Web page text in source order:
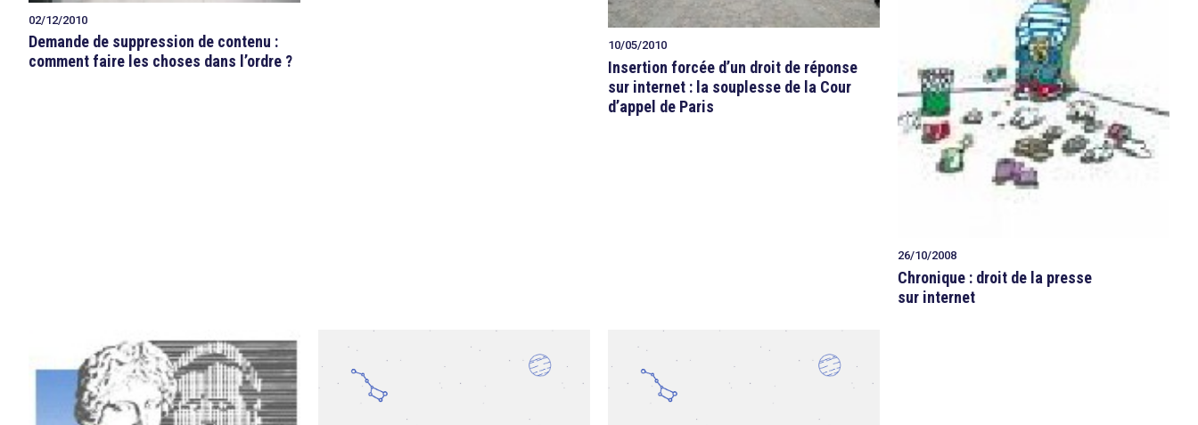
02/12/2010
Demande de suppression de contenu :
comment faire les choses dans l’ordre ?
10/05/2010
Insertion forcée d’un droit de réponse
sur internet : la souplesse de la Cour
d’appel de Paris
26/10/2008
Chronique : droit de la presse
sur internet